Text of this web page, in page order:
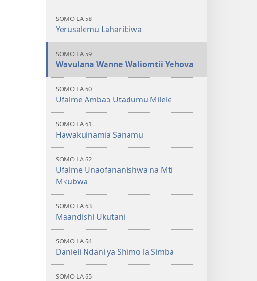
SOMO LA 58
Yerusalemu Laharibiwa
SOMO LA 59
Wavulana Wanne Waliomtii Yehova
SOMO LA 60
Ufalme Ambao Utadumu Milele
SOMO LA 61
Hawakuinamia Sanamu
SOMO LA 62
Ufalme Unaofananishwa na Mti
Mkubwa
SOMO LA 63
Maandishi Ukutani
SOMO LA 64
Danieli Ndani ya Shimo la Simba
SOMO LA 65